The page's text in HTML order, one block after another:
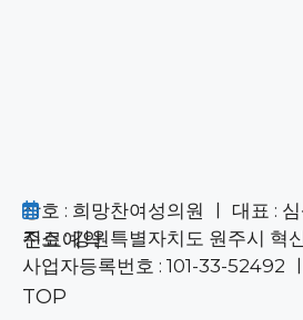
상호 : 희망찬여성의원 ㅣ 대표 :
주소 : 강원특별자치도 원주시 혁
사업자등록번호 : 101-33-
진료예약
TOP